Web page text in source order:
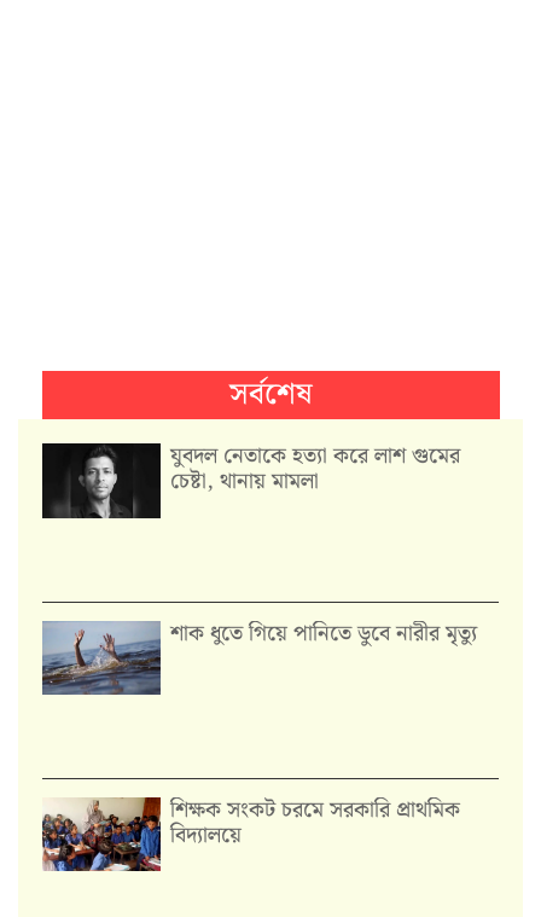
সর্বশেষ
যুবদল নেতাকে হত্যা করে লাশ গুমের
চেষ্টা, থানায় মামলা
শাক ধুতে গিয়ে পানিতে ডুবে নারীর মৃত্যু
শিক্ষক সংকট চরমে সরকারি প্রাথমিক
বিদ্যালয়ে